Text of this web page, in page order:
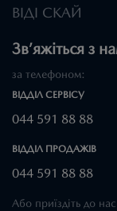
ВІДІ СКАЙ
Зв’яжіться з
за телефоном:
ВІДДІЛ CЕРВІСУ
044 591 88 88
ВІДДІЛ ПРОДАЖІВ
044 591 88 88
Або приїздіть до